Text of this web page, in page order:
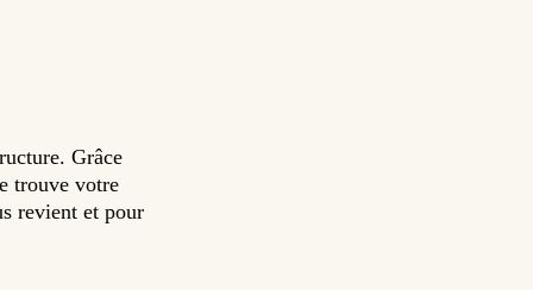
Grâce
trouve votre
revient et pour